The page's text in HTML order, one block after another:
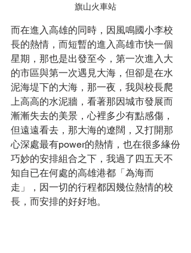
旗山火車站
而在進入高雄的同時，因風鳴國小李校
長的熱情，而短暫的進入高雄市快一個
星期，那也是出發至今，第一次進入大
的市區與第一次遇見大海，但卻是在水
泥海堤下的大海，那一夜，我與校長爬
上高高的水泥牆，看著那因城市發展而
漸漸失去的美景，心裡多少有點感傷，
但遠遠看去，那大海的遼闊，又打開那
心深處最有power的熱情，也在很多緣份
巧妙的安排組合之下，我過了四五天不
知自已在何處的高雄港都「為海而
走」，因一切的行程都因幾位熱情的校
長，而安排的好好地。